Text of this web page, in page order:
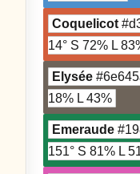
Coquelicot
14° S 72% L
Elysée
18% L 43%
Emeraude
151° S 81% L